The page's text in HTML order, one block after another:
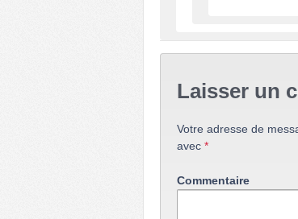
Laisser un
Votre adresse de
avec *
Commentaire